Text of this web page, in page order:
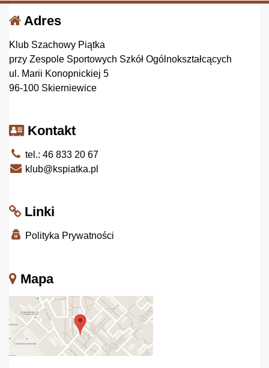
Adres
Klub Szachowy Piątka
przy Zespole Sportowych Szkół Ogólnokształcących
ul. Marii Konopnickiej 5
96-100 Skierniewice
Kontakt
tel.: 46 833 20 67
klub@kspiatka.pl
Linki
Polityka Prywatności
Mapa